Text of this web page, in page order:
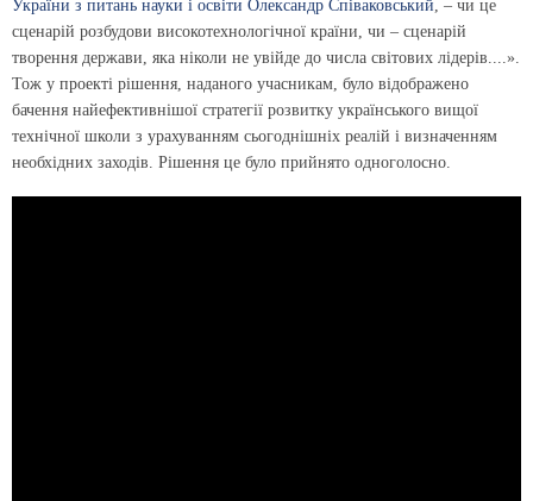
України з питань науки і освіти Олександр Співаковський, – чи це
сценарій розбудови високотехнологічної країни, чи – сценарій
творення держави, яка ніколи не увійде до числа світових лідерів....».
Тож у проекті рішення, наданого учасникам, було відображено
бачення найефективнішої стратегії розвитку українського вищої
технічної школи з урахуванням сьогоднішніх реалій і визначенням
необхідних заходів. Рішення це було прийнято одноголосно.